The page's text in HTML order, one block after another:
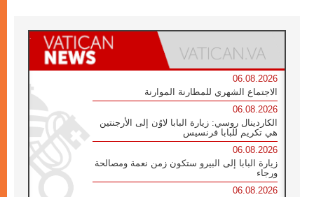
06.08.2026
الاجتماع الشهري للمطارنة الموارنة
06.08.2026
الكاردينال روسي: زيارة البابا لاوُن إلى الأرجنتين
هي تكريم للبابا فرنسيس
06.08.2026
زيارة البابا إلى البيرو ستكون زمن نعمة ومصالحة
ورجاء
06.08.2026